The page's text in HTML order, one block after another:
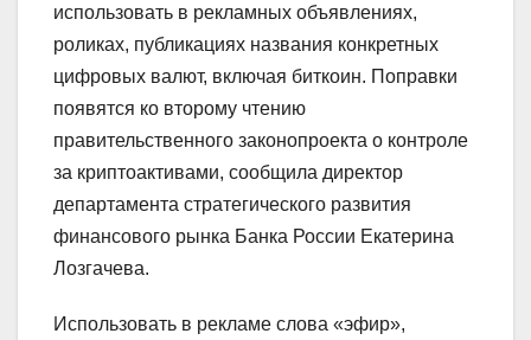
использовать в рекламных объявлениях,
роликах, публикациях названия конкретных
цифровых валют, включая биткоин. Поправки
появятся ко второму чтению
правительственного законопроекта о контроле
за криптоактивами, сообщила директор
департамента стратегического развития
финансового рынка Банка России Екатерина
Лозгачева.
Использовать в рекламе слова «эфир»,